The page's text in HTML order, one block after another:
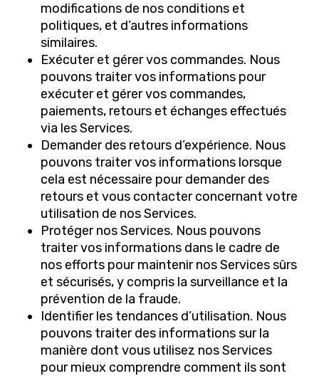
modifications de nos conditions et
politiques, et d’autres informations
similaires.
Exécuter et gérer vos commandes. Nous
pouvons traiter vos informations pour
exécuter et gérer vos commandes,
paiements, retours et échanges effectués
via les Services.
Demander des retours d’expérience. Nous
pouvons traiter vos informations lorsque
cela est nécessaire pour demander des
retours et vous contacter concernant votre
utilisation de nos Services.
Protéger nos Services. Nous pouvons
traiter vos informations dans le cadre de
nos efforts pour maintenir nos Services sûrs
et sécurisés, y compris la surveillance et la
prévention de la fraude.
Identifier les tendances d’utilisation. Nous
pouvons traiter des informations sur la
manière dont vous utilisez nos Services
pour mieux comprendre comment ils sont